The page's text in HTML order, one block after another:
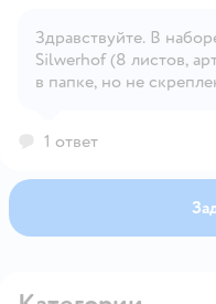
Здравствуйте. В
Silwerhof (8 листов,
в папке, но не
1 ответ